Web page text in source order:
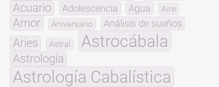
Acuario Adolescencia Agua Aire
Amor Aniversario Análisis de sueños
Aries Astral Astrocábala
Astrología
Astrología Cabalística